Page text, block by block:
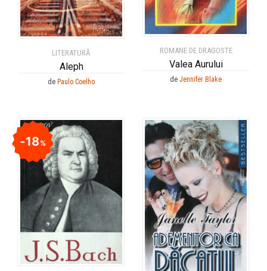
LITERATURĂ
Aleph
de Paulo Coelho
ROMANE DE DRAGOSTE
Valea Aurului
de Jennifer Blake
18%